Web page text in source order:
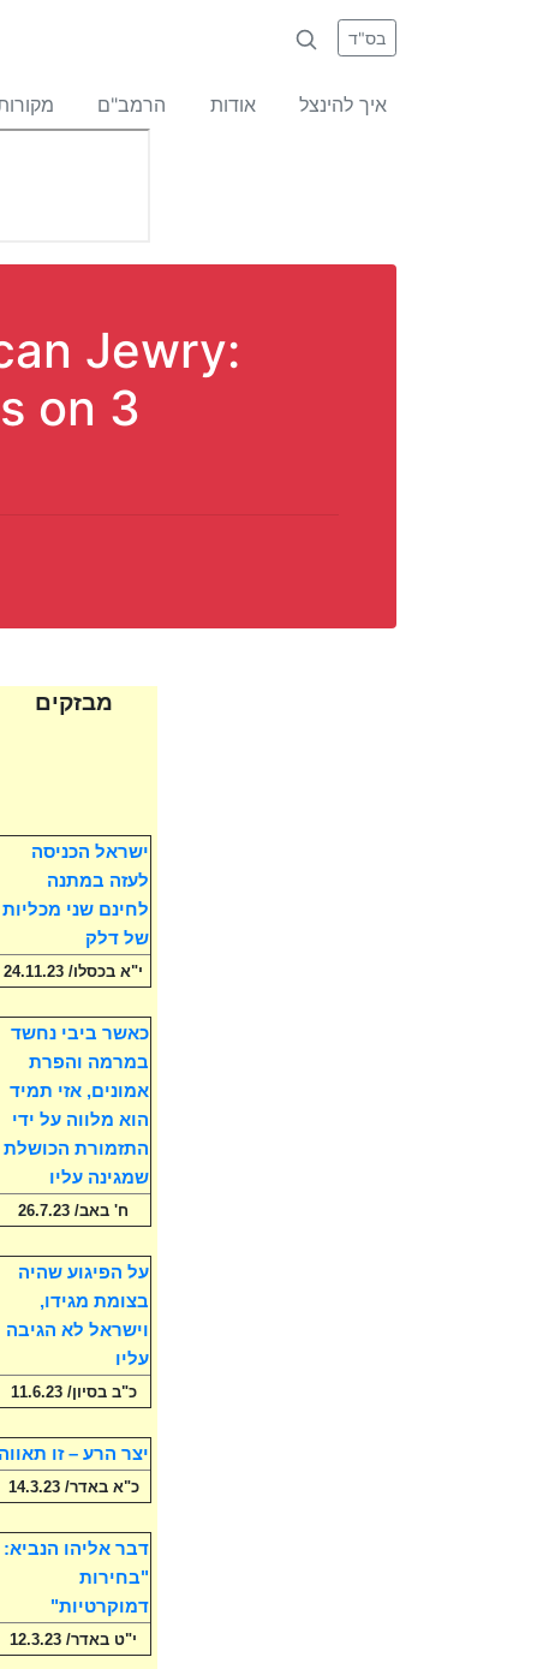
בס"ד
איך להינצל אודות הרמב"ם
Jewry:
on 3
מבזקים
ישראל הכניסה
לעזה במתנה
לחינם שני מכליות
של דלק
י"א בכסלו/ 24.11.23
כאשר ביבי נחשד
במרמה והפרת
אמונים, אזי תמיד
הוא מלווה על ידי
התזמורת הכושלת
שמגינה עליו
ח' באב/ 26.7.23
על הפיגוע שהיה
בצומת מגידו,
וישראל לא הגיבה
עליו
כ"ב בסיון/ 11.6.23
יצר הרע – זו תאווה
כ"א באדר/ 14.3.23
דבר אליהו הנביא:
"בחירות
דמוקרטיות"
י"ט באדר/ 12.3.23